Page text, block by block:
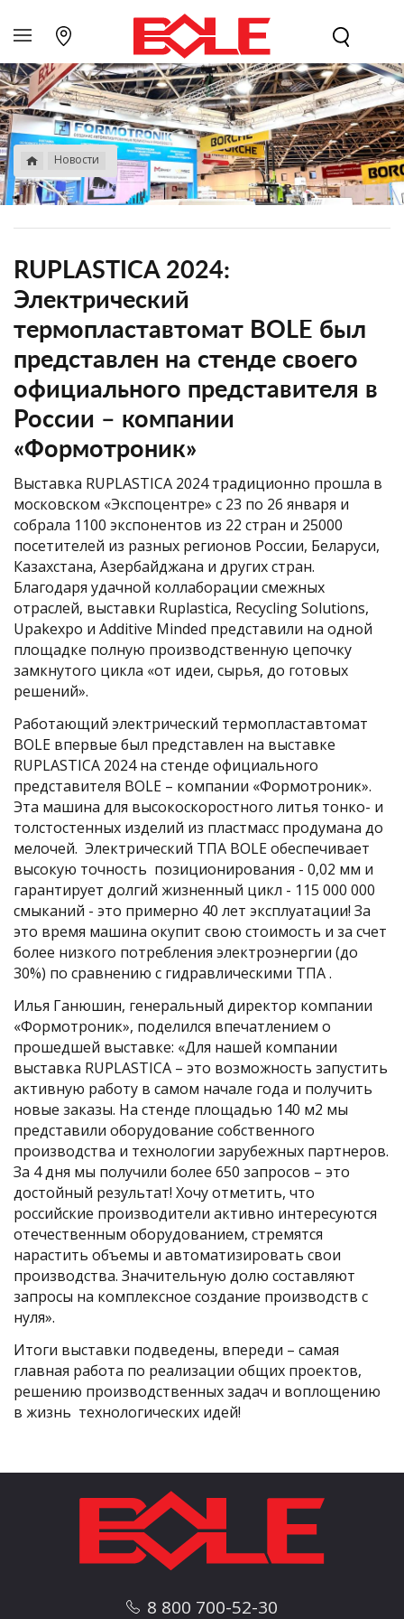
Новости
RUPLASTICA 2024:
Электрический
термопластавтомат BOLE был
представлен на стенде своего
официального представителя в
России – компании
«Формотроник»
Выставка RUPLASTICA 2024 традиционно прошла в
московском «Экспоцентре» с 23 по 26 января и
собрала 1100 экспонентов из 22 стран и 25000
посетителей из разных регионов России, Беларуси,
Казахстана, Азербайджана и других стран.
Благодаря удачной коллаборации смежных
отраслей, выставки Ruplastica, Recycling Solutions,
Upakexpo и Additive Minded представили на одной
площадке полную производственную цепочку
замкнутого цикла «от идеи, сырья, до готовых
решений».
Работающий электрический термопластавтомат
BOLE впервые был представлен на выставке
RUPLASTICA 2024 на стенде официального
представителя BOLE – компании «Формотроник».
Эта машина для высокоскоростного литья тонко- и
толстостенных изделий из пластмасс продумана до
мелочей. Электрический ТПА BOLE обеспечивает
высокую точность позиционирования - 0,02 мм и
гарантирует долгий жизненный цикл - 115 000 000
смыканий - это примерно 40 лет эксплуатации! За
это время машина окупит свою стоимость и за счет
более низкого потребления электроэнергии (до
30%) по сравнению с гидравлическими ТПА .
Илья Ганюшин, генеральный директор компании
«Формотроник», поделился впечатлением о
прошедшей выставке: «Для нашей компании
выставка RUPLASTICA – это возможность запустить
активную работу в самом начале года и получить
новые заказы. На стенде площадью 140 м2 мы
представили оборудование собственного
производства и технологии зарубежных партнеров.
За 4 дня мы получили более 650 запросов – это
достойный результат! Хочу отметить, что
российские производители активно интересуются
отечественным оборудованием, стремятся
нарастить объемы и автоматизировать свои
производства. Значительную долю составляют
запросы на комплексное создание производств с
нуля».
Итоги выставки подведены, впереди – самая
главная работа по реализации общих проектов,
решению производственных задач и воплощению
в жизнь технологических идей!
8 800 700-52-30